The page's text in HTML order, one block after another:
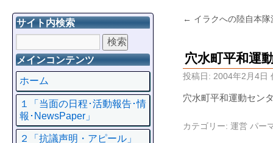
← イラクへの陸自本
穴水町平和運
投稿日: 2004年2月4日
穴水町平和運動セン
カテゴリー: 運営 パー
サイト内検索
メインコンテンツ
ホーム
１「当面の日程･活動報告･情
報･NewsPaper」
２「抗議声明・アピール」